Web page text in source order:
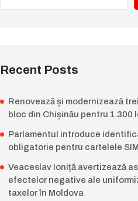
Recent Posts
Renovează și modernizează
bloc din Chișinău pentru 1.300
Parlamentul introduce
obligatorie pentru cartelele
Veaceslav Ioniță avertizează
efectelor negative ale
taxelor în Moldova